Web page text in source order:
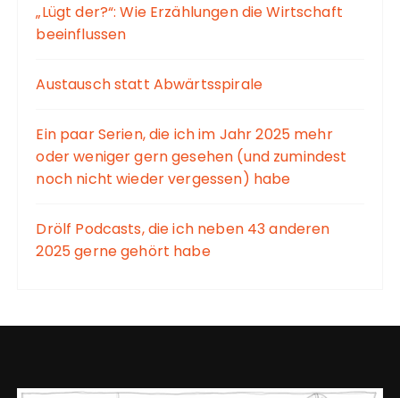
„Lügt der?“: Wie Erzählungen die Wirtschaft
beeinflussen
Austausch statt Abwärtsspirale
Ein paar Serien, die ich im Jahr 2025 mehr
oder weniger gern gesehen (und zumindest
noch nicht wieder vergessen) habe
Drölf Podcasts, die ich neben 43 anderen
2025 gerne gehört habe